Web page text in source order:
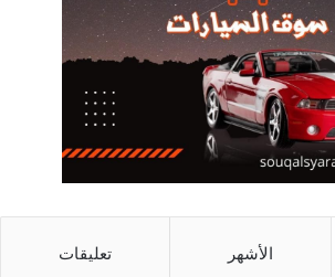
الأشهر تعليقات